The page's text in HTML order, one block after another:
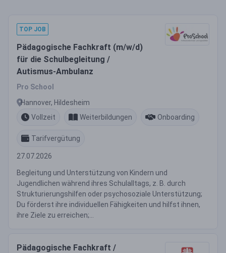
TOP JOB
Pädagogische Fachkraft (m/w/d)
für die Schulbegleitung /
Autismus-Ambulanz
Pro School
Hannover, Hildesheim
Vollzeit
Weiterbildungen Onboarding
Tarifvergütung
27.07.2026
Begleitung und Unterstützung von Kindern und
Jugendlichen während ihres Schulalltags, z. B. durch
Strukturierungshilfen oder psychosoziale Unterstützung;
Du förderst ihre individuellen Fähigkeiten und hilfst ihnen,
ihre Ziele zu erreichen;...
Pädagogische Fachkraft /